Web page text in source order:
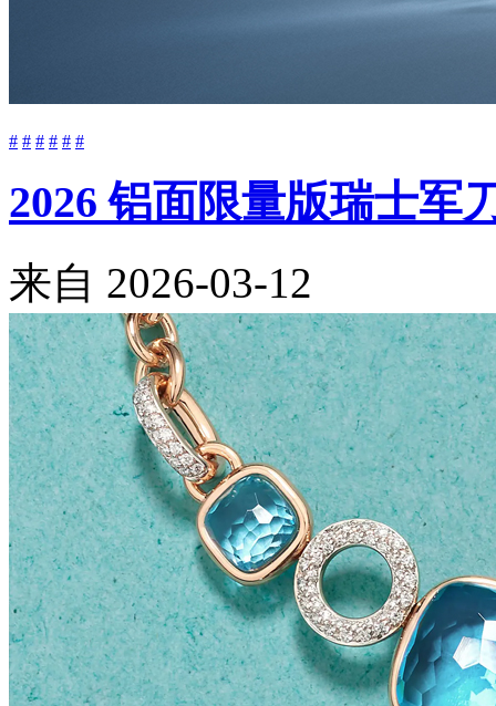
# # # # # #
2026 铝面限量版瑞士军
来自 2026-03-12